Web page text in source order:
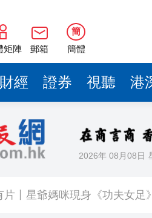
矩陣 郵箱
簡
簡體
財經 證券 視聽 港
2026年 08月08日
片丨星爺媽咪現身《功夫女足